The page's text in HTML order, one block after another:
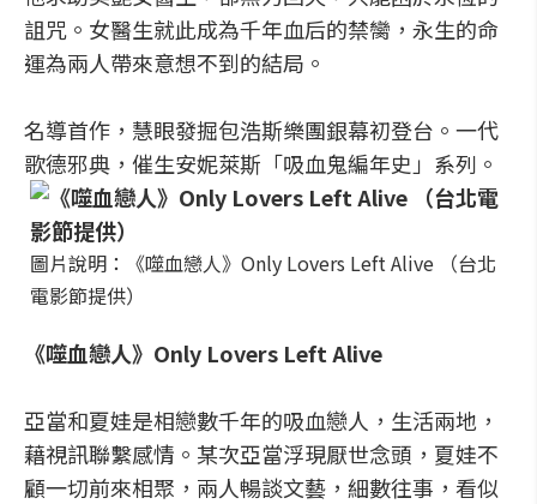
詛咒。女醫生就此成為千年血后的禁臠，永生的命
運為兩人帶來意想不到的結局。
名導首作，慧眼發掘包浩斯樂團銀幕初登台。一代
歌德邪典，催生安妮萊斯「吸血鬼編年史」系列。
圖片說明：《噬血戀人》Only Lovers Left Alive （台北
電影節提供）
《噬血戀人》Only Lovers Left Alive
亞當和夏娃是相戀數千年的吸血戀人，生活兩地，
藉視訊聯繫感情。某次亞當浮現厭世念頭，夏娃不
顧一切前來相聚，兩人暢談文藝，細數往事，看似